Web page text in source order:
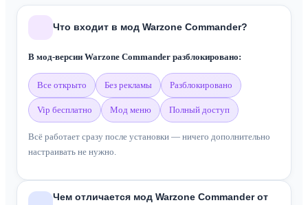
Что входит в мод Warzone Commander?
В мод-версии Warzone Commander разблокировано:
все открыто без рекламы разблокировано
vip бесплатно мод меню полный доступ
Всё работает сразу после установки — ничего дополнительно
настраивать не нужно.
Чем отличается мод Warzone Commander от